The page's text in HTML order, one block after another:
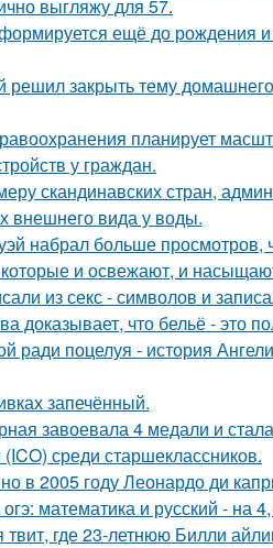
выгляжу для 57.
ещё до рождения и
закрыть тему
планирует
у граждан.
скандинавских стран,
внешнего вида у воды.
набрал больше
и освежают, и
из секс - символов и
доказывает, что бельё - это
ради поцелуя - история
запечённый.
завоевала 4 медали и
среди старшеклассников.
в 2005 году Леонардо ди
математика и русский - на
твит, где 23-летнюю Билли